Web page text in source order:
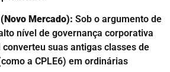
Mercado): Sob o argumento de
nível de governança corporativa
converteu suas antigas classes de
a CPLE6) em ordinárias